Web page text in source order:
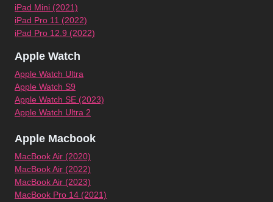
iPad Mini (2021)
iPad Pro 11 (2022)
iPad Pro 12.9 (2022)
Apple Watch
Apple Watch Ultra
Apple Watch S9
Apple Watch SE (2023)
Apple Watch Ultra 2
Apple Macbook
MacBook Air (2020)
MacBook Air (2022)
MacBook Air (2023)
MacBook Pro 14 (2021)